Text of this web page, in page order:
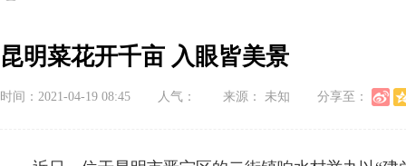
昆明菜花开千亩 入眼皆美景
时间：2021-04-19 08:45 人气： 来源： 未知 分享至：